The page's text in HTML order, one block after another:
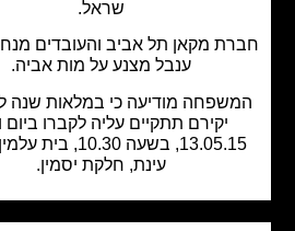
מקאן תל אביב והעובדים מנחמים את
ענבל מצנע על מות אביה.
מודיעה כי במלאות שנה לפטירת
יקירם תתקיים עליה לקברו ביום ו' ה-
13.05.15, בשעה 10.30, בית עלמין קיבוץ
עינת, חלקת יסמין.